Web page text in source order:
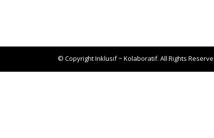
© Copyright Inklusif ~ Kolaboratif. All Rights